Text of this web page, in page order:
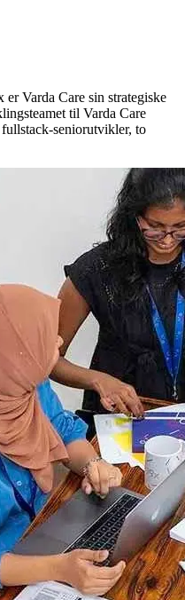
Varda Care sin strategiske
til Varda Care
seniorutvikler, to